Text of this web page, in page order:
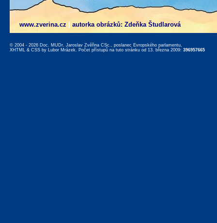
www.zverina.cz autorka obrázků: Zdeňka Študlarová
© 2004 - 2026 Doc. MUDr. Jaroslav Zvěřina CSc., poslanec Evropského parlamentu,
XHTML & CSS by Lubor Mrázek. Počet přístupů na tuto stránku od 13. března 2009: 396957665